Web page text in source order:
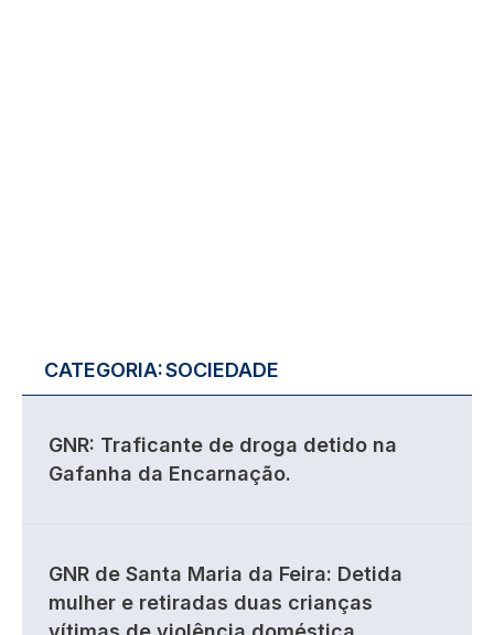
CATEGORIA:SOCIEDADE
GNR: Traficante de droga detido na
Gafanha da Encarnação.
GNR de Santa Maria da Feira: Detida
mulher e retiradas duas crianças